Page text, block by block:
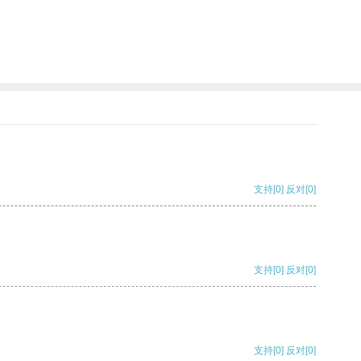
支持[0] 反对[0]
支持[0] 反对[0]
支持[0] 反对[0]